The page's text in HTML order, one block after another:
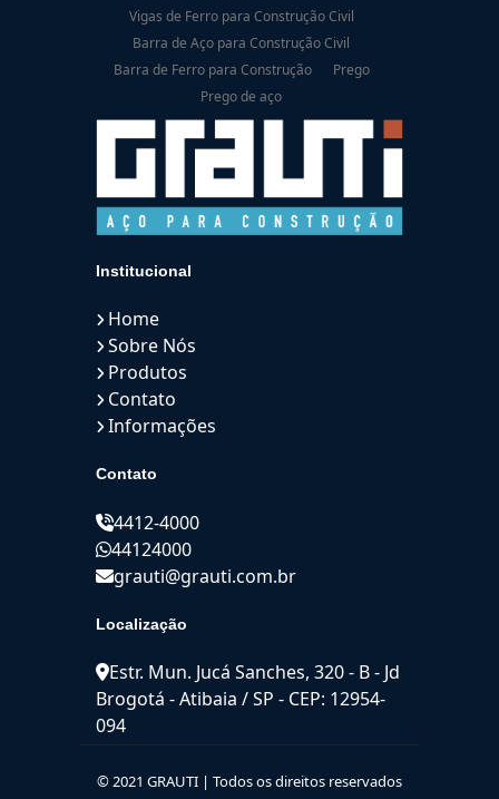
Vigas de Ferro para Construção Civil
Barra de Aço para Construção Civil
Barra de Ferro para Construção
Prego
Prego de aço
Institucional
Home
Sobre Nós
Produtos
Contato
Informações
Contato
4412-4000
44124000
grauti@grauti.com.br
Localização
Estr. Mun. Jucá Sanches, 320 - B - Jd
Brogotá - Atibaia / SP - CEP: 12954-
094
© 2021 GRAUTI | Todos os direitos reservados